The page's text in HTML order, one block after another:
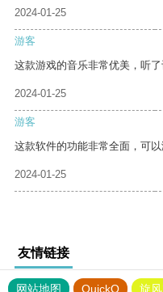
2024-01-25
游客
这款游戏的音乐非常优美，听了
2024-01-25
游客
这款软件的功能非常全面，可以
2024-01-25
友情链接
网站地图 QuickQ 旋